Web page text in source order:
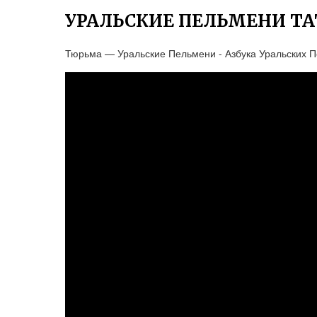
УРАЛЬСКИЕ ПЕЛЬМЕНИ
Тюрьма — Уральские Пельмени - Азбука Уральских